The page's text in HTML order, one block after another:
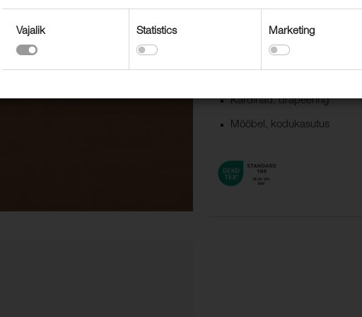
Kasutusvaldkonnad
Kardinad, drapeering
Mööbel, kodukasutus
Vajalik Statistics Marketing